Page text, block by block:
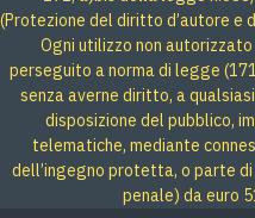
(Protezione del diritto d’autore e
Ogni utilizzo non
perseguito a norma di legge
senza averne diritto, a
disposizione del pubblico,
telematiche, mediante
dell’ingegno protetta, o parte
penale) da euro